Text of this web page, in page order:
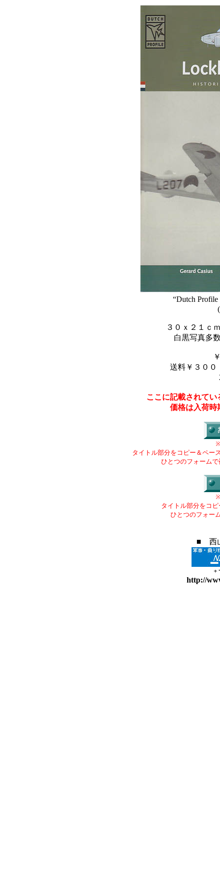
“Dutch
３０ｘ２１ｃ
白黒写真多
送料￥３００
ここに記載されて
価格は入荷時
タイトル部分をコピー＆ペー
ひとつのフォーム
タイトル部分をコ
ひとつのフォー
■ 西
+
http://